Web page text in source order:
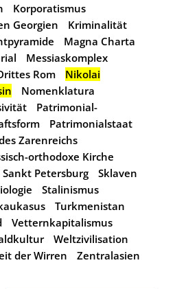
Korporatismus
Georgien
Kriminalität
Magna Charta
Messiaskomplex
Rom
Nikolai
Nomenklatura
Patrimonial-
Patrimonialstaat
Zarenreichs
orthodoxe Kirche
Sankt Petersburg
Sklaven
Stalinismus
Turkmenistan
Vetternkapitalismus
Weltzivilisation
der Wirren Zentralasien